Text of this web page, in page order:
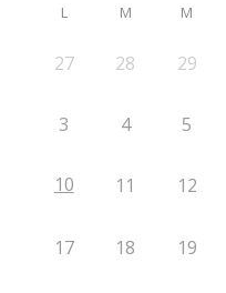
L M M
27 28 29
3 4 5
10 11 12
17 18 19